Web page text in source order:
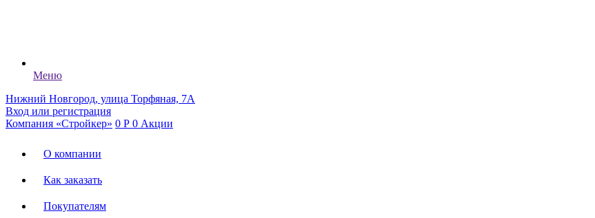
Меню
Нижний Новгород, улица Торфяная, 7А
Вход или регистрация
Компания «Стройкер» 0 Р 0 Акции
О компании
Как заказать
Покупателям